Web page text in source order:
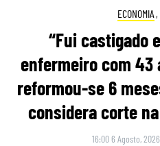
ECONOMIA ,
“Fui castigado
enfermeiro com 43
reformou-se 6
considera corte
16:00 6 Agosto, 2026